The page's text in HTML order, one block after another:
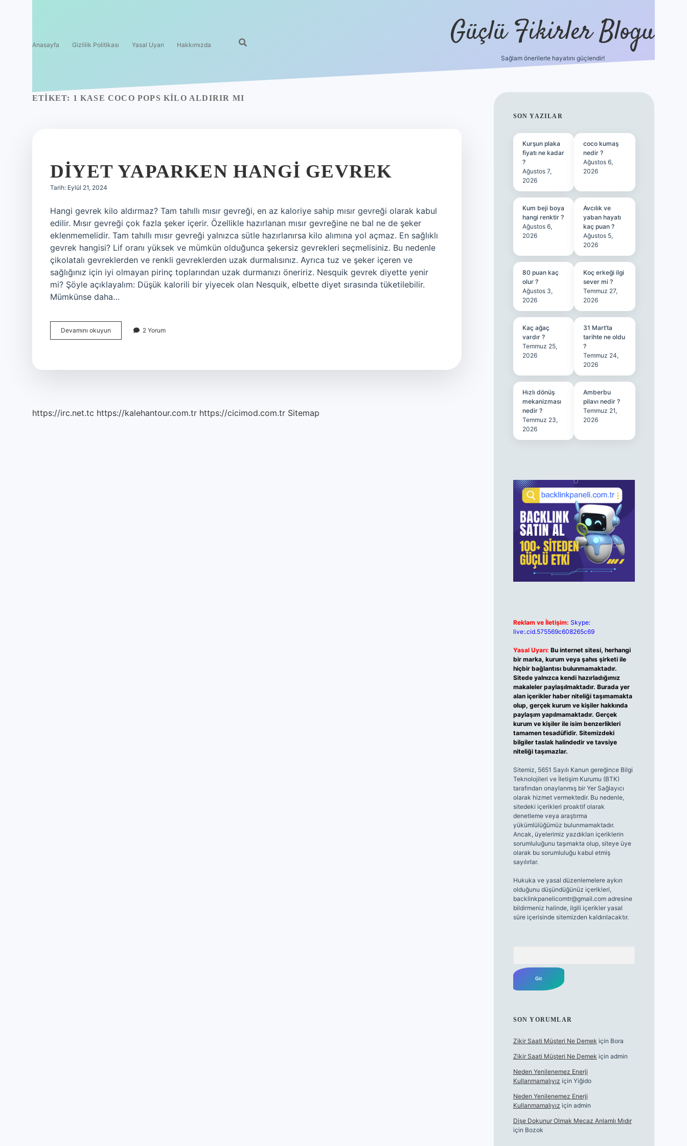
Anasayfa Gizlilik Politikası Yasal Uyarı Hakkımızda Güçlü Fikirler Blogu
Sağlam önerilerle hayatını güçlendir!
ETIKET: 1 KASE COCO POPS KILO ALDIRIR MI
DIYET YAPARKEN HANGI GEVREK
Tarih: Eylül 21, 2024
Hangi gevrek kilo aldırmaz? Tam tahıllı mısır gevreği, en az kaloriye sahip mısır gevreği olarak kabul
edilir. Mısır gevreği çok fazla şeker içerir. Özellikle hazırlanan mısır gevreğine ne bal ne de şeker
eklenmemelidir. Tam tahıllı mısır gevreği yalnızca sütle hazırlanırsa kilo alımına yol açmaz. En sağlıklı
gevrek hangisi? Lif oranı yüksek ve mümkün olduğunca şekersiz gevrekleri seçmelisiniz. Bu nedenle
çikolatalı gevreklerden ve renkli gevreklerden uzak durmalısınız. Ayrıca tuz ve şeker içeren ve
sağlığınız için iyi olmayan pirinç toplarından uzak durmanızı öneririz. Nesquik gevrek diyette yenir
mi? Şöyle açıklayalım: Düşük kalorili bir yiyecek olan Nesquik, elbette diyet sırasında tüketilebilir.
Mümkünse daha…
Devamını okuyun
Yaparken
2 Yorum
https://irc.net.tc https://kalehantour.com.tr https://cicimod.com.tr Sitemap
SIDEBAR
SON YAZILAR
Kurşun plaka
fiyatı ne kadar
?
Ağustos 7,
2026
coco kumaş
nedir ?
Ağustos 6,
2026
Kum beji boya
hangi renktir ?
Ağustos 6,
2026
Avcılık ve
yaban hayatı
kaç puan ?
Ağustos 5,
2026
80 puan kaç
olur ?
Ağustos 3,
2026
Koç erkeği ilgi
sever mi ?
Temmuz 27,
2026
Kaç ağaç
vardır ?
Temmuz 25,
2026
31 Mart’ta
tarihte ne oldu
?
Temmuz 24,
2026
Hızlı dönüş
mekanizması
nedir ?
Temmuz 23,
2026
Amberbu
pilavı nedir ?
Temmuz 21,
2026
Reklam ve İletişim: Skype:
live:.cid.575569c608265c69
Yasal Uyarı: Bu internet sitesi, herhangi
bir marka, kurum veya şahıs şirketi ile
hiçbir bağlantısı bulunmamaktadır.
Sitede yalnızca kendi hazırladığımız
makaleler paylaşılmaktadır. Burada yer
alan içerikler haber niteliği taşımamakta
olup, gerçek kurum ve kişiler hakkında
paylaşım yapılmamaktadır. Gerçek
kurum ve kişiler ile isim benzerlikleri
tamamen tesadüfidir. Sitemizdeki
bilgiler taslak halindedir ve tavsiye
niteliği taşımazlar.
Sitemiz, 5651 Sayılı Kanun gereğince Bilgi
Teknolojileri ve İletişim Kurumu (BTK)
tarafından onaylanmış bir Yer Sağlayıcı
olarak hizmet vermektedir. Bu nedenle,
sitedeki içerikleri proaktif olarak
denetleme veya araştırma
yükümlülüğümüz bulunmamaktadır.
Ancak, üyelerimiz yazdıkları içeriklerin
sorumluluğunu taşımakta olup, siteye üye
olarak bu sorumluluğu kabul etmiş
sayılırlar.
Hukuka ve yasal düzenlemelere aykırı
olduğunu düşündüğünüz içerikleri,
backlinkpanelicomtr@gmail.comadresine
bildirmeniz halinde, ilgili içerikler yasal
süre içerisinde sitemizden kaldırılacaktır.
SON YORUMLAR
Zikir Saati Müşteri Ne Demek için Bora
Zikir Saati Müşteri Ne Demek için admin
Neden Yenilenemez Enerji
Kullanmamalıyız için Yiğido
Neden Yenilenemez Enerji
Kullanmamalıyız için admin
Dişe Dokunur Olmak Mecaz Anlamlı Mıdır
için Bozok
ilbet bahis